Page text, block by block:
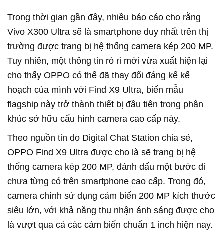
Trong thời gian gần đây, nhiều báo cáo cho rằng
Vivo X300 Ultra sẽ là smartphone duy nhất trên thị
trường được trang bị hệ thống camera kép 200 MP.
Tuy nhiên, một thông tin rò rỉ mới vừa xuất hiện lại
cho thấy OPPO có thể đã thay đổi đáng kể kế
hoạch của mình với Find X9 Ultra, biến mẫu
flagship này trở thành thiết bị đầu tiên trong phân
khúc sở hữu cấu hình camera cao cấp này.
Theo nguồn tin do Digital Chat Station chia sẻ,
OPPO Find X9 Ultra được cho là sẽ trang bị hệ
thống camera kép 200 MP, đánh dấu một bước đi
chưa từng có trên smartphone cao cấp. Trong đó,
camera chính sử dụng cảm biến 200 MP kích thước
siêu lớn, với khả năng thu nhận ánh sáng được cho
là vượt qua cả các cảm biến chuẩn 1 inch hiện nay.